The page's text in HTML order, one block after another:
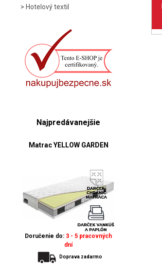
Hotelový textil
Najpredávanejšie
Matrac YELLOW GARDEN
Doručenie do: 3 - 5 pracovných
dní
Doprava zadarmo